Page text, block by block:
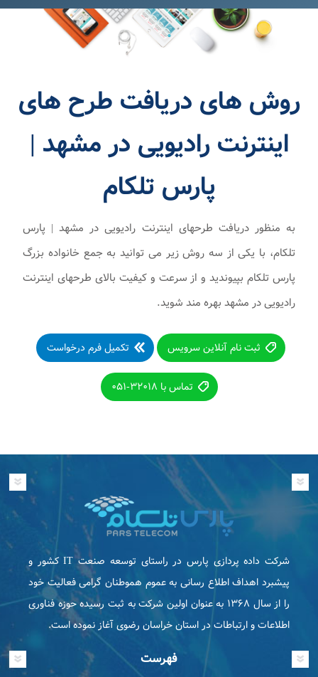
روش های دریافت طرح های
اینترنت رادیویی در مشهد |
پارس تلکام
به منظور دریافت طرحهای اینترنت رادیویی در مشهد | پارس
تلکام، با یکی از سه روش زیر می توانید به جمع خانواده بزرگ
پارس تلکام بپیوندید و از سرعت و کیفیت بالای طرحهای اینترنت
رادیویی در مشهد بهره مند شوید.
ثبت نام آنلاین سرویس تکمیل فرم درخواست
تماس با ۳۲۰۱۸-۰۵۱
شرکت داده پردازی پارس در راستای توسعه صنعت IT كشور و
پیشبرد اهداف اطلاع رسانی به عموم هموطنان گرامی فعاليت خود
را از سال ۱۳۶۸ به عنوان اولین شرکت به ثبت رسیده حوزه فناوری
اطلاعات و ارتباطات در استان خراسان رضوی آغاز نموده است.
فهرست